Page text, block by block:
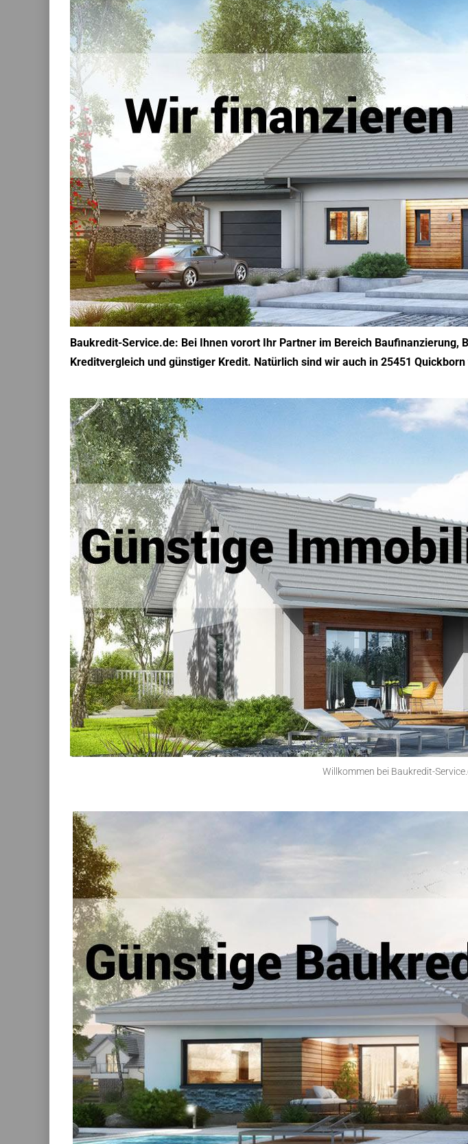
Baukredit-Service.de: Bei Ihnen vorort Ihr Partner im Bereich
Kreditvergleich und günstiger Kredit. Natürlich sind wir auch in 25451
Willkommen bei Baukredit-